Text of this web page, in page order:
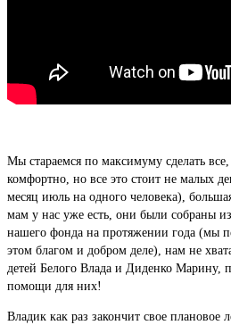
Мы стараемся по максимуму сделать
комфортно, но все это стоит не малых
месяц июль на одного человека),
мам у нас уже есть, они были собраны
нашего фонда на протяжении года (мы
этом благом и добром деле), нам не
детей Белого Влада и Диденко Марину,
помощи для них!
Владик как раз закончит свое плановое